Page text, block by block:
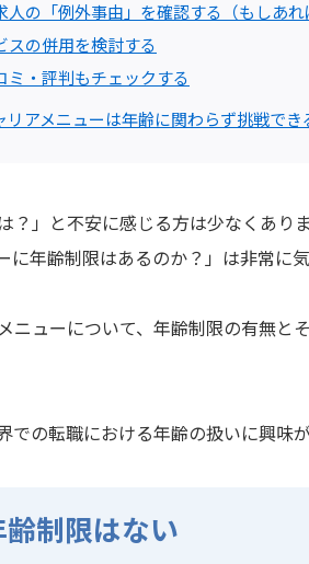
人の「例外事由」を確認する（もしあれ
スの併用を検討する
ミ・評判もチェックする
リアメニューは年齢に関わらず挑戦でき
」と不安に感じる方は少なくあり
年齢制限はあるのか？」は非常に
ューについて、年齢制限の有無
の転職における年齢の扱いに興味
制限はない